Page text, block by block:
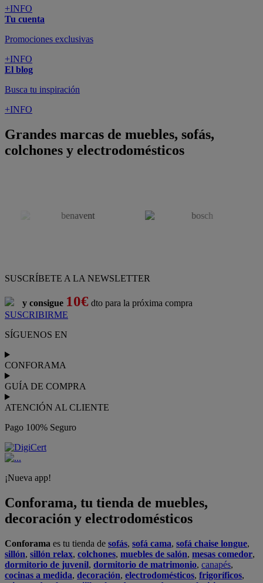
+INFO
Tu cuenta
Promociones exclusivas
+INFO
El blog
Busca tu inspiración
+INFO
Grandes marcas de muebles, sofás,
colchones y electrodomésticos
SUSCRÍBETE A LA NEWSLETTER
y consigue 10€ dto para la próxima compra
SUSCRIBIRME
SÍGUENOS EN
CONFORAMA
GUÍA DE COMPRA
ATENCIÓN AL CLIENTE
Pago 100% Seguro
¡Nueva app!
Conforama, tu tienda de muebles,
decoración y electrodomésticos
Conforama es tu tienda de sofás, sofá cama, sofá chaise longue,
sillón, sillón relax, colchones, muebles de salón, mesas comedor,
dormitorio de juvenil, dormitorio de matrimonio, canapés,
cocinas a medida, decoración, electrodomésticos, frigoríficos,